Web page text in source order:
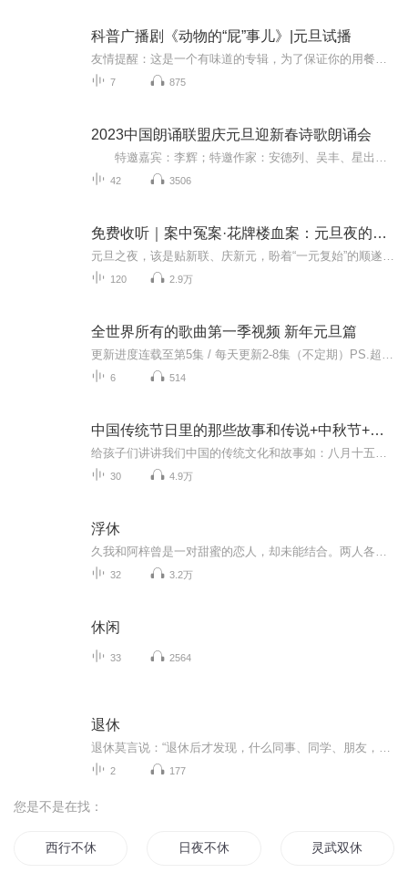
科普广播剧《动物的“屁”事儿》|元旦试播
7 875
2023中国朗诵联盟庆元旦迎新春诗歌朗诵会
42 3506
免费收听｜案中冤案·花牌楼血案：元旦夜的沉冤与昭雪
120 2.9万
全世界所有的歌曲第一季视频 新年元旦篇
6 514
中国传统节日里的那些故事和传说+中秋节+元旦春节等
30 4.9万
浮休
32 3.2万
休闲
33 2564
退休
2 177
您是不是在找：
西行不休 日夜不休 灵武双休